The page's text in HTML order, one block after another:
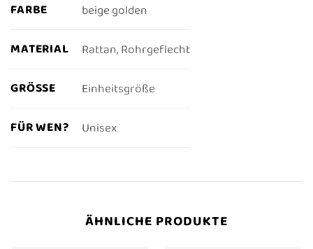
FARBE beige golden
MATERIAL Rattan, Rohrgeflecht
GRÖSSE Einheitsgröße
FÜR WEN? Unisex
ÄHNLICHE PRODUKTE